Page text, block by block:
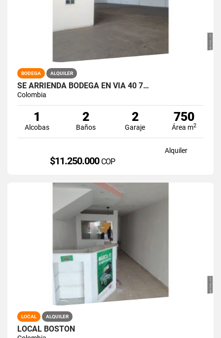
BODEGA ALQUILER
SE ARRIENDA BODEGA EN VIA 40 7…
Colombia
1
Alcobas
2
Baños
2
Garaje
750
Área m2
Alquiler
$11.250.000 COP
LOCAL ALQUILER
LOCAL BOSTON